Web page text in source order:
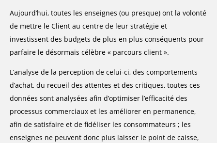
Aujourd’hui, toutes les enseignes (ou presque) ont la volonté
de mettre le Client au centre de leur stratégie et
investissent des budgets de plus en plus conséquents pour
parfaire le désormais célèbre « parcours client ».
L’analyse de la perception de celui-ci, des comportements
d’achat, du recueil des attentes et des critiques, toutes ces
données sont analysées afin d’optimiser l’efficacité des
processus commerciaux et les améliorer en permanence,
afin de satisfaire et de fidéliser les consommateurs ; les
enseignes ne peuvent donc plus laisser le point de caisse,